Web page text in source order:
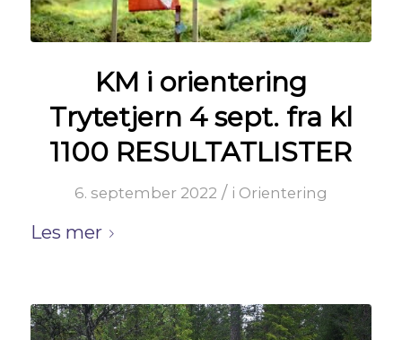
KM i orientering
Trytetjern 4 sept. fra kl
1100 RESULTATLISTER
6. september 2022 / i Orientering
Les mer